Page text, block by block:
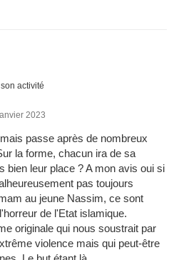
activité
2023
passe après de nombreux
la forme, chacun ira de sa
bien leur place ? A mon avis oui si
pas toujours
au jeune Nassim, ce sont
de l'Etat islamique.
originale qui nous soustrait par
violence mais qui peut-être